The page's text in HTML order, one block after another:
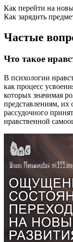
Как перейти на
Как зарядить
Частые
Что такое
В психологии
как процесс
которых значимая
представлениям, их
рассудочного
нравственной